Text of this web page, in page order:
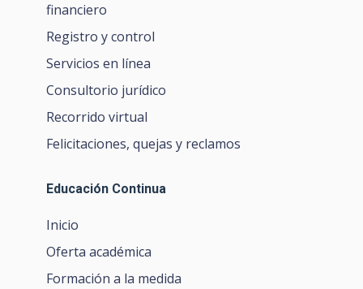
financiero
Registro y control
Servicios en línea
Consultorio jurídico
Recorrido virtual
Felicitaciones, quejas y reclamos
Educación Continua
Inicio
Oferta académica
Formación a la medida